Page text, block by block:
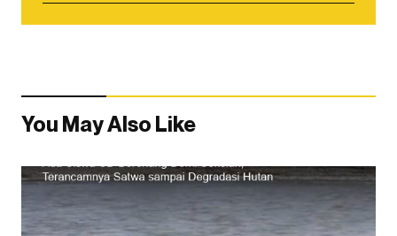
You May Also Like